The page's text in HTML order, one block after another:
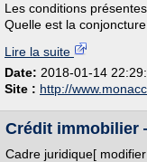
Les conditions
Quelle est la
Lire la suite
Date: 2018-01-14
Site : http://
Crédit immobilier
Cadre juridique[